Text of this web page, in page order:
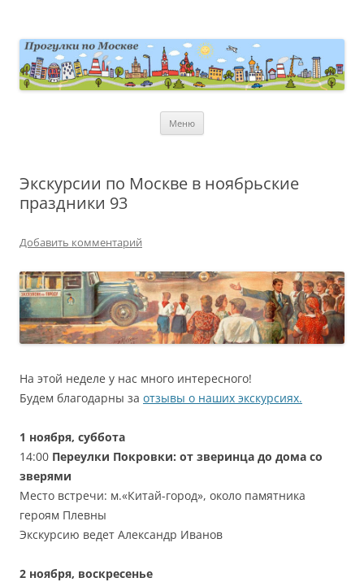
Меню
Экскурсии по Москве в ноябрьские
праздники 93
Добавить комментарий
На этой неделе у нас много интересного!
Будем благодарны за отзывы о наших экскурсиях.
1 ноября, суббота
14:00 Переулки Покровки: от зверинца до дома со
зверями
Место встречи: м.«Китай-город», около памятника
героям Плевны
Экскурсию ведет Александр Иванов
2 ноября, воскресенье